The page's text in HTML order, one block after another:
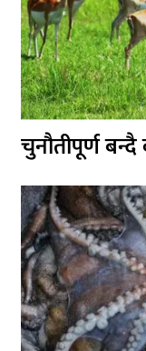
चुनौतीपूर्ण